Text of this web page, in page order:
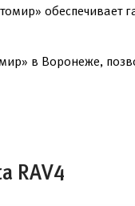
обеспечивает
в Воронеже,
RAV4